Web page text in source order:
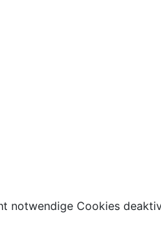
notwendige Cookies